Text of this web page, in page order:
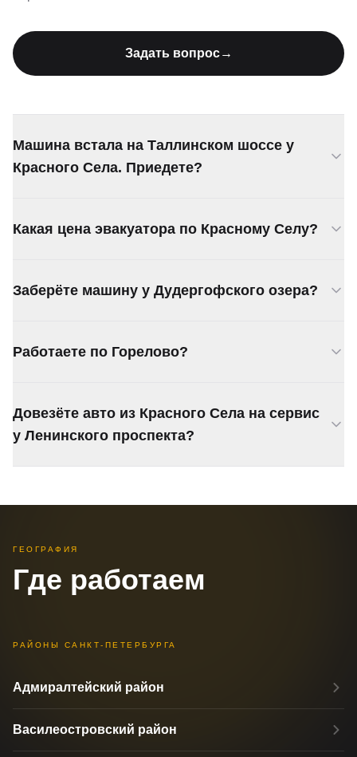
Задать вопрос→
Машина встала на Таллинском шоссе у
Красного Села. Приедете?
шоссе от КАД.
Какая цена эвакуатора по Красному Селу?
расстояние, 70 ₽/км за КАД.
Заберёте машину у Дудергофского озера?
проезды знаем.
Работаете по Горелово?
зоне обслуживания.
Довезёте авто из Красного Села на сервис
у Ленинского проспекта?
ГЕОГРАФИЯ
Где работаем
РАЙОНЫ САНКТ-ПЕТЕРБУРГА
Адмиралтейский район
Василеостровский район